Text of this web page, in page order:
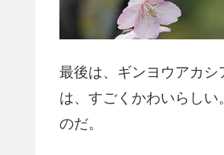
最後は、ギンヨウアカシ
は、すごくかわいらし
のだ。